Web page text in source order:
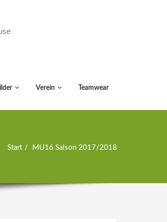
Verein Teamwear
Start MU16 Saison 2017/2018